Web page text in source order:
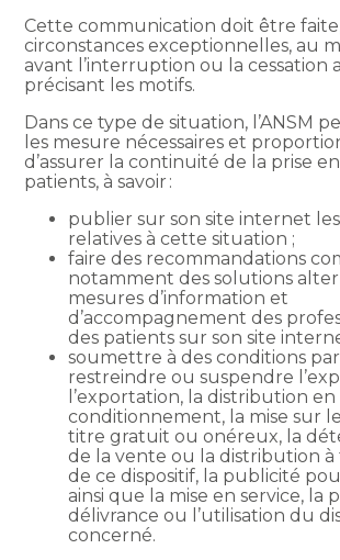
Cette communication doit être
circonstances exceptionnelles, au
avant l’interruption ou la cessation
précisant les motifs.
Dans ce type de situation, l’ANSM
les mesure nécessaires et
d’assurer la continuité de la prise
patients, à savoir :
publier sur son site internet
relatives à cette situation ;
faire des recommandations
notamment des solutions
mesures d’information et
d’accompagnement des
des patients sur son site
soumettre à des conditions
restreindre ou suspendre
l’exportation, la distribution en
conditionnement, la mise sur
titre gratuit ou onéreux, la
de la vente ou la distribution
de ce dispositif, la publicité
ainsi que la mise en service, la
délivrance ou l’utilisation du
concerné.